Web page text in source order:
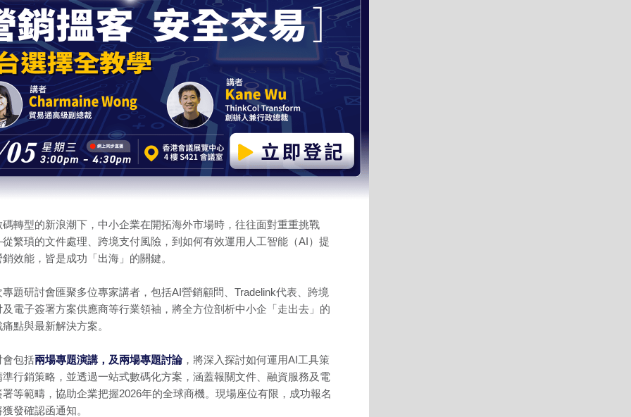
碼轉型的新浪潮下，中小企業在開拓海外市場時，往往面對重重挑戰
繁瑣的文件處理、跨境支付風險，到如何有效運用人工智能（AI）提
效能，皆是成功「出海」的關鍵。
專題研討會匯聚多位專家講者，包括AI營銷顧問、Tradelink代表、跨境
及電子簽署方案供應商等行業領袖，將全方位剖析中小企「走出去」的
點與最新解決方案。
會包括兩場專題演講，及兩場專題討論，將深入探討如何運用AI工具策
準行銷策略，並透過一站式數碼化方案，涵蓋報關文件、融資服務及電
署等範疇，協助企業把握2026年的全球商機。現場座位有限，成功報名
發確認函通知。